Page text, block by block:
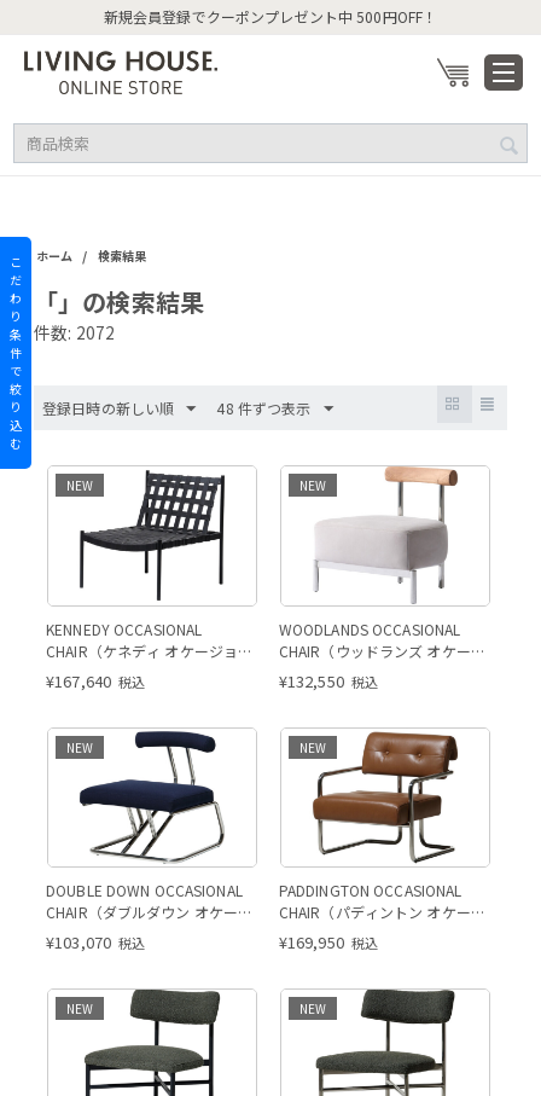
新規会員登録でクーポンプレゼント中 500円OFF！
ホーム / 検索結果
こ
だ
わ
り
条
件
で
絞
り
込
む
「」の検索結果
件数: 2072
登録日時の新しい順 48 件ずつ表示
NEW
KENNEDY OCCASIONAL
CHAIR（ケネディ オケージョナ
ルチェア）
¥167,640 税込
NEW
WOODLANDS OCCASIONAL
CHAIR（ウッドランズ オケージ
ョナルチェア）
¥132,550 税込
NEW
DOUBLE DOWN OCCASIONAL
CHAIR（ダブルダウン オケージ
ョナルチェア）
¥103,070 税込
NEW
PADDINGTON OCCASIONAL
CHAIR（パディントン オケージ
ョナルチェア）
¥169,950 税込
NEW NEW